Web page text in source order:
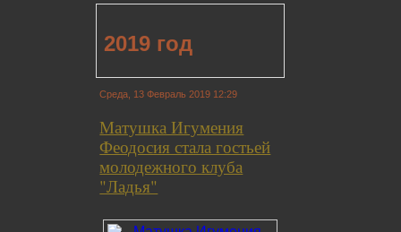
2019 год
Среда, 13 Февраль 2019 12:29
Матушка Игумения
Феодосия стала гостьей
молодежного клуба
"Ладья"